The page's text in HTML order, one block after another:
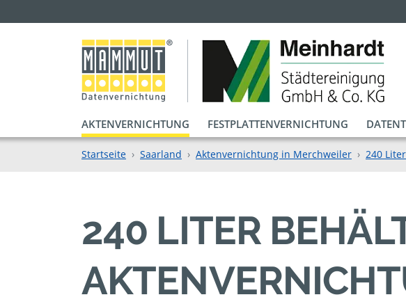
AKTENVERNICHTUNG FESTPLATTENVERNICHTUNG
Startseite Saarland Aktenvernichtung in Merchweiler 240
240 LITER